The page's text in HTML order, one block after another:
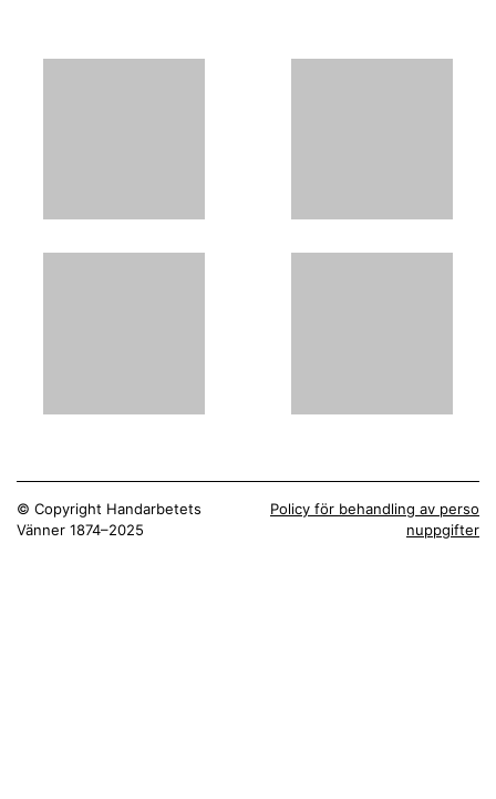
© Copyright Handarbetets
Vänner 1874–2025
Policy för behandling av perso
nuppgifter